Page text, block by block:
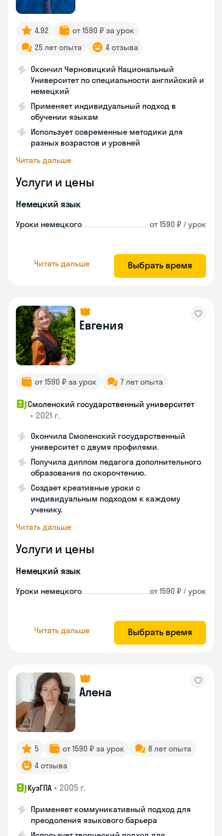
4.92
от 1590 ₽ за урок
25 лет опыта
4 отзыва
Окончил Черновицкий Национальный
Университет по специальности английский и
немецкий
Применяет индивидуальный подход в
обучении языкам
Использует современные методики для
разных возрастов и уровней
Читать дальше
Услуги и цены
Немецкий язык
Уроки немецкого от 1590 ₽ / урок
Читать дальше Выбрать время
Евгения
от 1590 ₽ за урок 7 лет опыта
Смоленский государственный университет
• 2021 г.
Окончила Смоленский государственный
университет с двумя профилями.
Получила диплом педагога дополнительного
образования по скорочтению.
Создает креативные уроки с
индивидуальным подходом к каждому
ученику.
Читать дальше
Услуги и цены
Немецкий язык
Уроки немецкого от 1590 ₽ / урок
Читать дальше Выбрать время
Алена
5 от 1590 ₽ за урок
8 лет опыта
4 отзыва
КузГПА • 2005 г.
Применяет коммуникативный подход для
преодоления языкового барьера